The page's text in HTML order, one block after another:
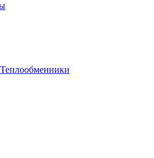
Теплообменники